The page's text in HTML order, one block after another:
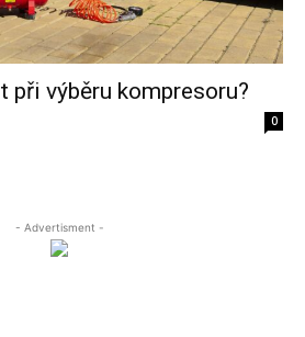
při výběru kompresoru?
0
- Advertisment -